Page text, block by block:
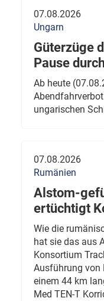
07.08.2026
Ungarn
Güterzüge
Pause
Ab heute
ungarischen
07.08.2026
Rumänien
Alstom-
ertüchtigt
Wie die
hat sie das aus
Konsortium
Ausführung von
einem 44 km
Med TEN-T